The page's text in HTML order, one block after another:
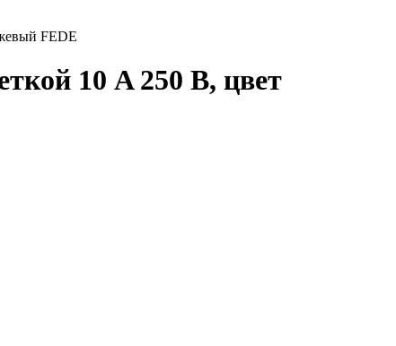
FEDE
10 A 250 В, цвет